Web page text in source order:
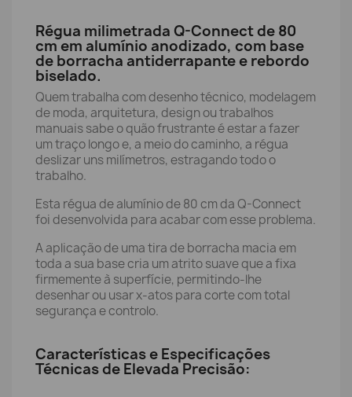
Régua milimetrada Q-Connect de 80
cm em alumínio anodizado, com base
de borracha antiderrapante e rebordo
biselado.
Quem trabalha com desenho técnico, modelagem
de moda, arquitetura, design ou trabalhos
manuais sabe o quão frustrante é estar a fazer
um traço longo e, a meio do caminho, a régua
deslizar uns milímetros, estragando todo o
trabalho.
Esta régua de alumínio de 80 cm da Q-Connect
foi desenvolvida para acabar com esse problema.
A aplicação de uma tira de borracha macia em
toda a sua base cria um atrito suave que a fixa
firmemente à superfície, permitindo-lhe
desenhar ou usar x-atos para corte com total
segurança e controlo.
Características e Especificações
Técnicas de Elevada Precisão: